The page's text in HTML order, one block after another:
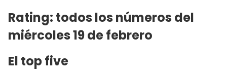
Rating: todos los números del
miércoles 19 de febrero
El top five